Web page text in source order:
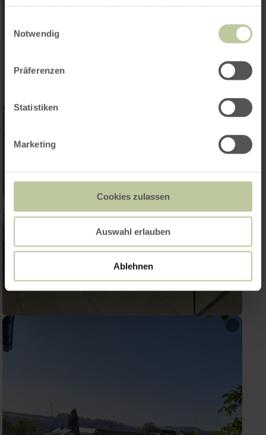
Notwendig
Präferenzen
Statistiken
Marketing
Cookies zulassen
Auswahl erlauben
Ablehnen